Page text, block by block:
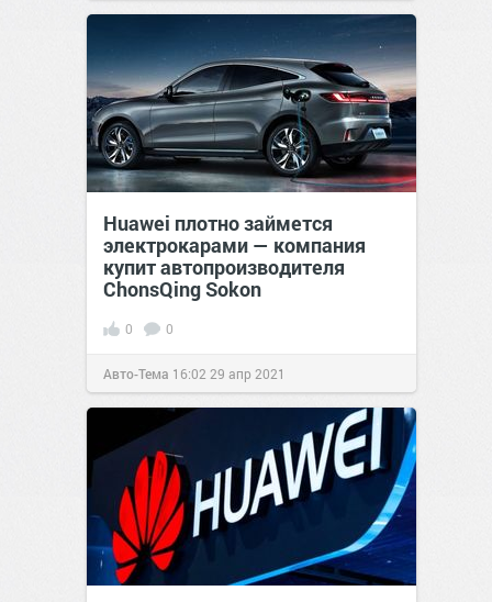
Huawei плотно займется
электрокарами — компания
купит автопроизводителя
ChonsQing Sokon
0 0
Авто-Тема 16:02 29 апр 2021